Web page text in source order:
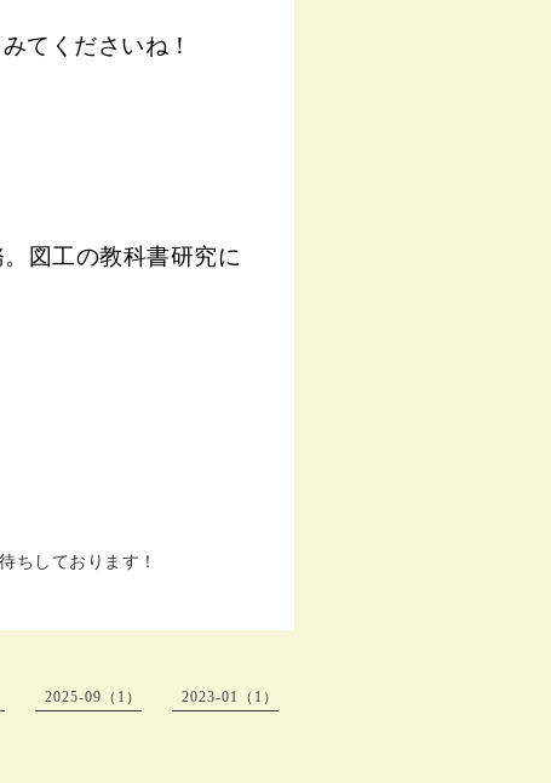
てくださいね！
図工の教科書研究に
ちしております！
2025-09（1） 2023-01（1）